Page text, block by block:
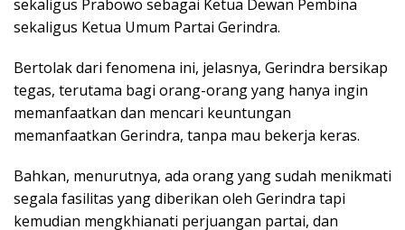
sekaligus Prabowo sebagai Ketua Dewan Pembina
sekaligus Ketua Umum Partai Gerindra.
Bertolak dari fenomena ini, jelasnya, Gerindra bersikap
tegas, terutama bagi orang-orang yang hanya ingin
memanfaatkan dan mencari keuntungan
memanfaatkan Gerindra, tanpa mau bekerja keras.
Bahkan, menurutnya, ada orang yang sudah menikmati
segala fasilitas yang diberikan oleh Gerindra tapi
kemudian mengkhianati perjuangan partai, dan